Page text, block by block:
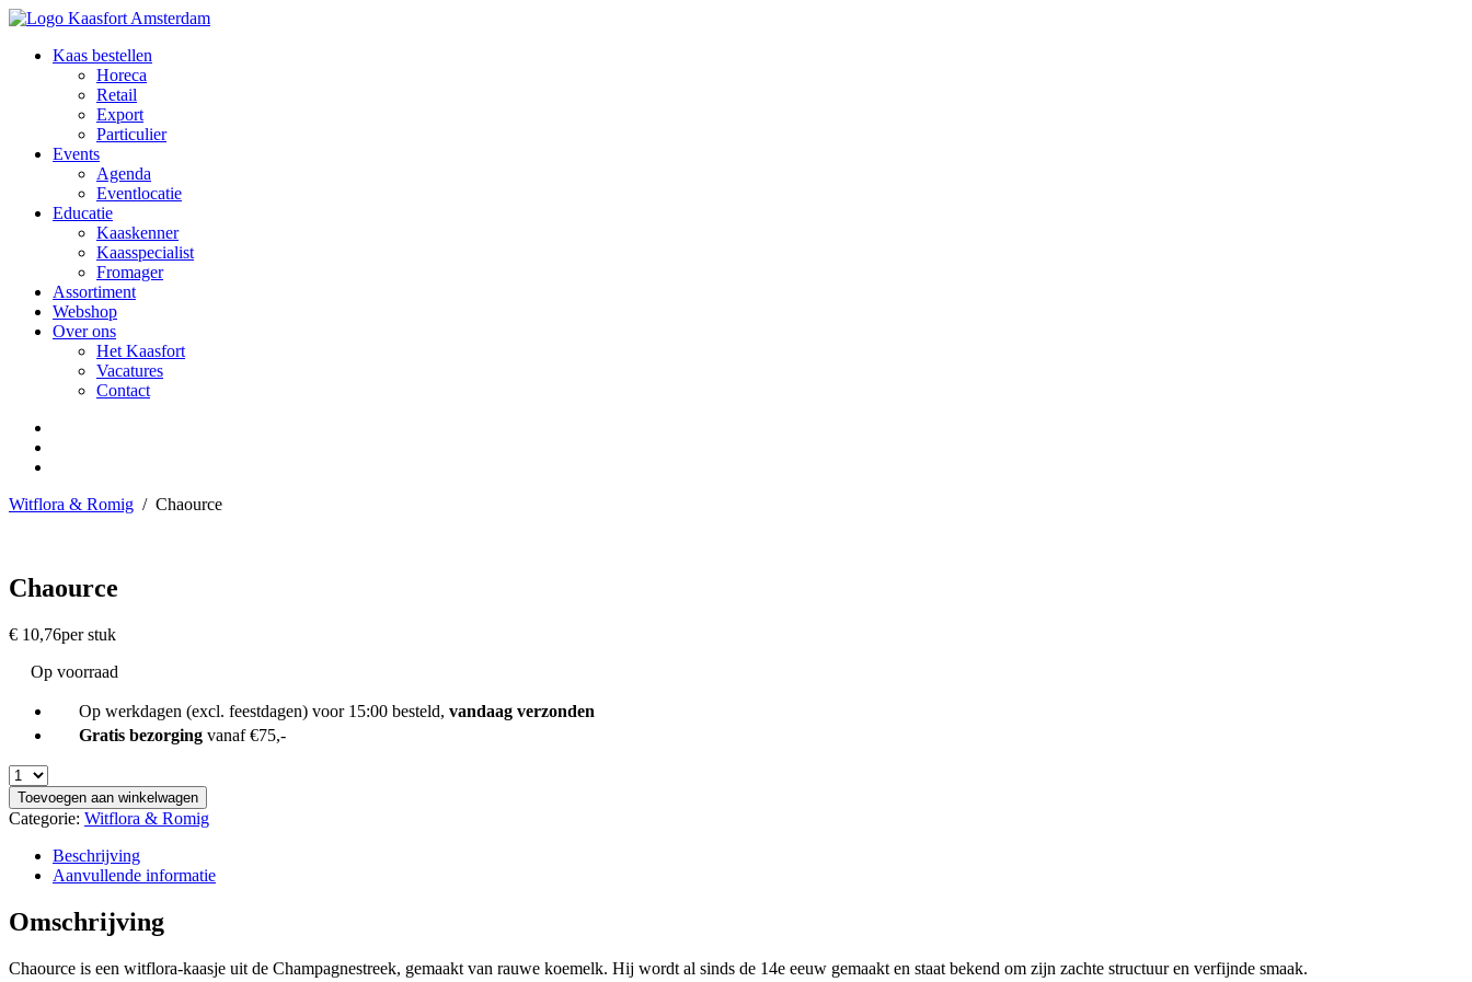
Kaas bestellen
Horeca
Retail
Export
Particulier
Events
Agenda
Eventlocatie
Educatie
Kaaskenner
Kaasspecialist
Fromager
Assortiment
Webshop
Over ons
Het Kaasfort
Vacatures
Contact
Witflora & Romig /Chaource
Chaource
€ 10,76per stuk
Op voorraad
Op werkdagen (excl. feestdagen) voor 15:00 besteld, vandaag verzonden
Gratis bezorging vanaf €75,-
Toevoegen aan winkelwagen
Categorie: Witflora & Romig
Beschrijving
Aanvullende informatie
Omschrijving
Chaource is een witflora-kaasje uit de Champagnestreek, gemaakt van rauwe koemelk. Hij wordt al sinds de 14e eeuw gemaakt en staat bekend om zijn zachte structuur en verfijnde smaak.